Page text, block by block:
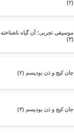
(۲)
موسیقی تجربی؛ آن گیاه ناشناخته
(۳)
جان کیج و ذن بودیسم (۲)
جان کیج و ذن بودیسم (۳)